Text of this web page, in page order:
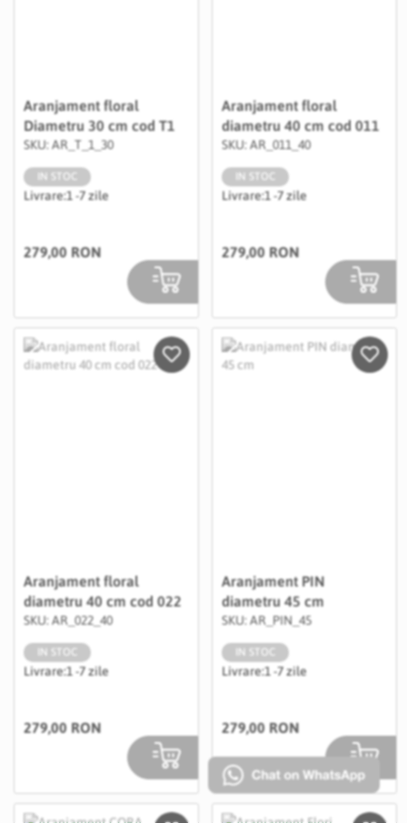
Aranjament floral
Diametru 30 cm cod T1
SKU: AR_T_1_30
IN STOC
Livrare:1 -7 zile
279,00 RON
Aranjament floral
diametru 40 cm cod 011
SKU: AR_011_40
IN STOC
Livrare:1 -7 zile
279,00 RON
Aranjament floral
diametru 40 cm cod 022
SKU: AR_022_40
IN STOC
Livrare:1 -7 zile
279,00 RON
Salveaza in Wishlist
Aranjament PIN
diametru 45 cm
SKU: AR_PIN_45
IN STOC
Livrare:1 -7 zile
279,00 RON